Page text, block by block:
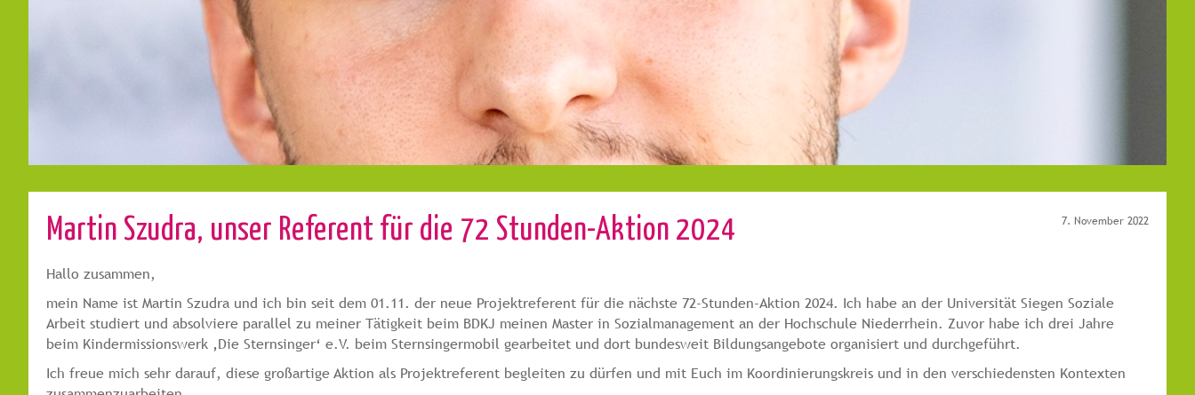
Martin Szudra, unser Referent für die 72 Stunden-Aktion 2024 7. November 2022
Hallo zusammen,
mein Name ist Martin Szudra und ich bin seit dem 01.11. der neue Projektreferent für die nächste 72-Stunden-Aktion 2024. Ich habe an der Universität Siegen Soziale
Arbeit studiert und absolviere parallel zu meiner Tätigkeit beim BDKJ meinen Master in Sozialmanagement an der Hochschule Niederrhein. Zuvor habe ich drei Jahre
beim Kindermissionswerk ‚Die Sternsinger‘ e.V. beim Sternsingermobil gearbeitet und dort bundesweit Bildungsangebote organisiert und durchgeführt.
Ich freue mich sehr darauf, diese großartige Aktion als Projektreferent begleiten zu dürfen und mit Euch im Koordinierungskreis und in den verschiedensten Kontexten